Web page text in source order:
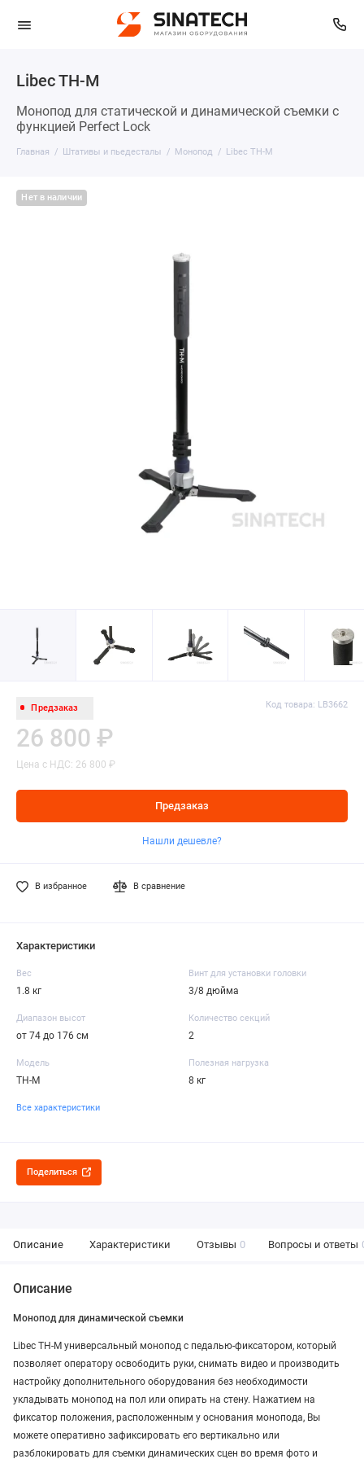
Libec TH-M
Монопод для статической и динамической съемки с
функцией Perfect Lock
Главная Штативы и пьедесталы Монопод Libec TH-M
Нет в наличии
Предзаказ Код товара: LB3662
26 800 ₽
Цена с НДС: 26 800 ₽
Предзаказ
Нашли дешевле?
В избранное В сравнение
Характеристики
Вес
1.8 кг
Винт для установки головки
3/8 дюйма
Диапазон высот
от 74 до 176 см
Количество секций
2
Модель
TH-M
Полезная нагрузка
8 кг
Все характеристики
Поделиться
Описание Характеристики Отзывы 0 Вопросы и ответы
Описание
Монопод для динамической съемки
Libec TH-M универсальный монопод с педалью-фиксатором, который
позволяет оператору освободить руки, снимать видео и производить
настройку дополнительного оборудования без необходимости
укладывать монопод на пол или опирать на стену. Нажатием на
фиксатор положения, расположенным у основания монопода, Вы
можете оперативно зафиксировать его вертикально или
разблокировать для съемки динамических сцен во время фото и